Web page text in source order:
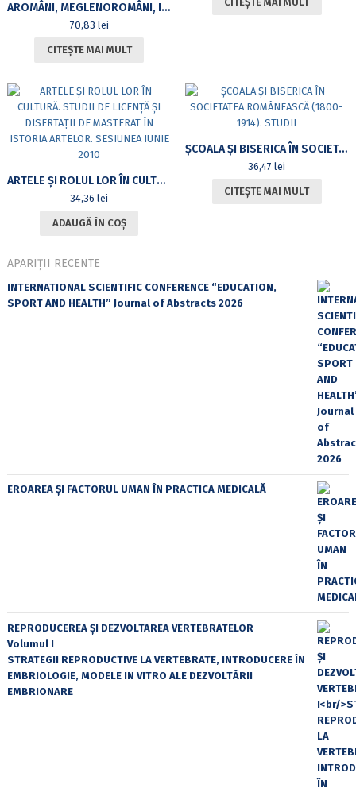
AROMÂNI, MEGLENOROMÂNI, ISTROROMÂNI. ASPECTE IDENTITARE ȘI CULTURALE (CARTE CU CD)
70,83 lei
CITEȘTE MAI MULT
ARTELE ȘI ROLUL LOR ÎN CULTURĂ. STUDII DE LICENȚĂ ȘI DISERTAȚII DE MASTERAT ÎN ISTORIA ARTELOR. SESIUNEA IUNIE 2010
34,36lei
ADAUGĂ ÎN COȘ
ȘCOALA ȘI BISERICA ÎN SOCIETATEA ROMÂNEASCĂ (1800-1914). STUDII
36,47lei
CITEȘTE MAI MULT
APARIȚII RECENTE
INTERNATIONAL SCIENTIFIC CONFERENCE “EDUCATION,
SPORT AND HEALTH” Journal of Abstracts 2026
EROAREA ȘI FACTORUL UMAN ÎN PRACTICA MEDICALĂ
REPRODUCEREA ȘI DEZVOLTAREA VERTEBRATELOR
Volumul I
STRATEGII REPRODUCTIVE LA VERTEBRATE, INTRODUCERE ÎN
EMBRIOLOGIE, MODELE IN VITRO ALE DEZVOLTĂRII
EMBRIONARE